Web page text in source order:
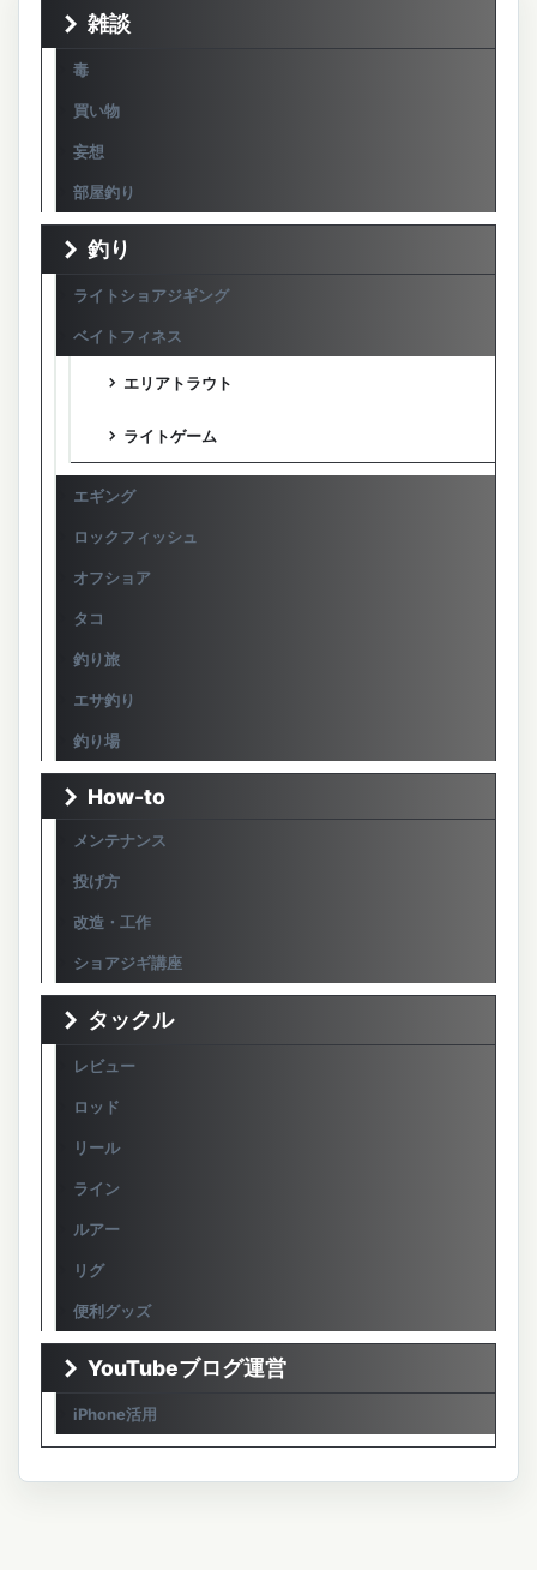
雑談
毒
買い物
妄想
部屋釣り
釣り
ライトショアジギング
ベイトフィネス
エリアトラウト
ライトゲーム
エギング
ロックフィッシュ
オフショア
タコ
釣り旅
エサ釣り
釣り場
How-to
メンテナンス
投げ方
改造・工作
ショアジギ講座
タックル
レビュー
ロッド
リール
ライン
ルアー
リグ
便利グッズ
YouTubeブログ運営
iPhone活用